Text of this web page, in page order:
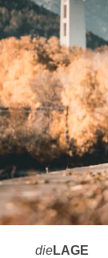
dieLAGE